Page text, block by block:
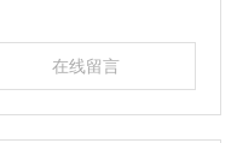
色触摸屏，在所有光线
在线留言